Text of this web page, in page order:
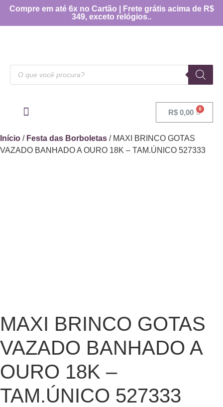
Compre em até 6x no Cartão | Frete grátis acima de R$
349, exceto relógios..
R$ 0,00
Início / Festa das Borboletas / MAXI BRINCO GOTAS
VAZADO BANHADO A OURO 18K – TAM.ÚNICO 527333
MAXI BRINCO GOTAS
VAZADO BANHADO A
OURO 18K –
TAM.ÚNICO 527333